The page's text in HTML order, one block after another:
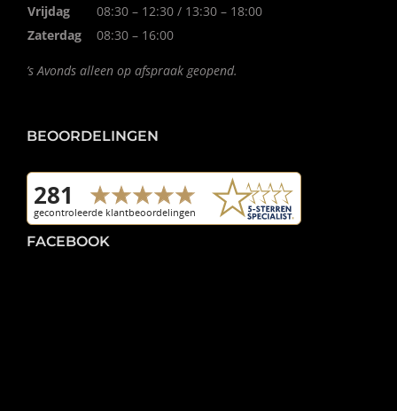
Vrijdag
08:30 – 12:30 / 13:30 – 18:00
Zaterdag
08:30 – 16:00
’s Avonds alleen op afspraak geopend.
BEOORDELINGEN
FACEBOOK